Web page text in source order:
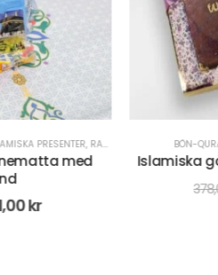
QURAN,ISLAMISKA PRESENTER
gåvor 4-delat paket i lila
378,00